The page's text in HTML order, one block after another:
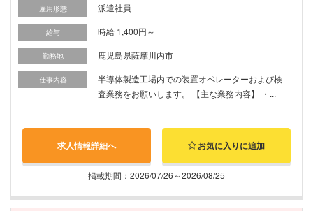
雇用形態 派遣社員
給与 時給 1,400円～
勤務地 鹿児島県薩摩川内市
仕事内容
半導体製造工場内での装置オペレーターおよび検
査業務をお願いします。 【主な業務内容】 ・...
求人情報詳細へ お気に入りに追加
掲載期間：2026/07/26～2026/08/25